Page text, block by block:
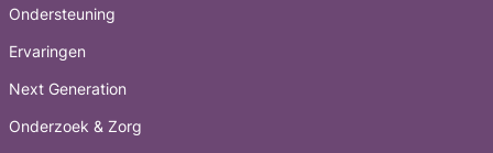
Ondersteuning
Ervaringen
Next Generation
Onderzoek & Zorg